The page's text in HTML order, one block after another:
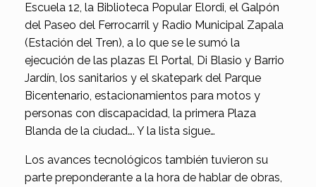
Escuela 12, la Biblioteca Popular Elordi, el Galpón
del Paseo del Ferrocarril y Radio Municipal Zapala
(Estación del Tren), a lo que se le sumó la
ejecución de las plazas El Portal, Di Blasio y Barrio
Jardín, los sanitarios y el skatepark del Parque
Bicentenario, estacionamientos para motos y
personas con discapacidad, la primera Plaza
Blanda de la ciudad…. Y la lista sigue…
Los avances tecnológicos también tuvieron su
parte preponderante a la hora de hablar de obras,